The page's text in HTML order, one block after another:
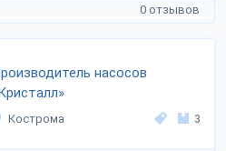
0 отзывов
насосов
Кострома 3